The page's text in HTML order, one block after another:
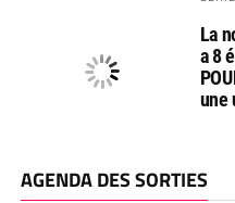
La
a 8
une
AGENDA DES SORTIES